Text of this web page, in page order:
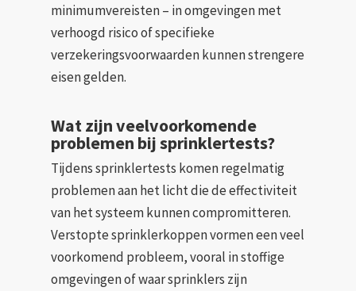
minimumvereisten – in omgevingen met
verhoogd risico of specifieke
verzekeringsvoorwaarden kunnen strengere
eisen gelden.
Wat zijn veelvoorkomende
problemen bij sprinklertests?
Tijdens sprinklertests komen regelmatig
problemen aan het licht die de effectiviteit
van het systeem kunnen compromitteren.
Verstopte sprinklerkoppen vormen een veel
voorkomend probleem, vooral in stoffige
omgevingen of waar sprinklers zijn